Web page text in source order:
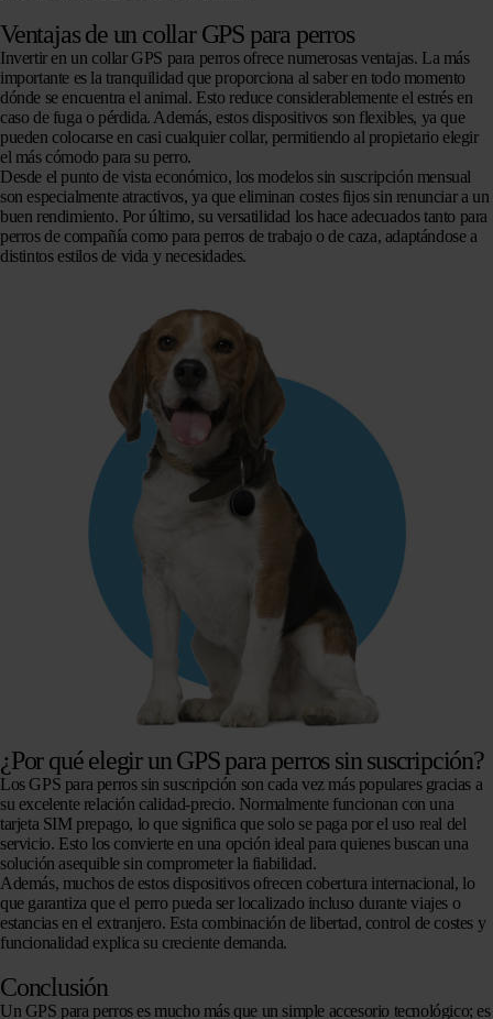
Ventajas de un collar GPS para perros
Invertir en un collar GPS para perros ofrece numerosas ventajas. La más
importante es la tranquilidad que proporciona al saber en todo momento
dónde se encuentra el animal. Esto reduce considerablemente el estrés en
caso de fuga o pérdida. Además, estos dispositivos son flexibles, ya que
pueden colocarse en casi cualquier collar, permitiendo al propietario elegir
el más cómodo para su perro.
Desde el punto de vista económico, los modelos sin suscripción mensual
son especialmente atractivos, ya que eliminan costes fijos sin renunciar a un
buen rendimiento. Por último, su versatilidad los hace adecuados tanto para
perros de compañía como para perros de trabajo o de caza, adaptándose a
distintos estilos de vida y necesidades.
¿Por qué elegir un GPS para perros sin suscripción?
Los GPS para perros sin suscripción son cada vez más populares gracias a
su excelente relación calidad-precio. Normalmente funcionan con una
tarjeta SIM prepago, lo que significa que solo se paga por el uso real del
servicio. Esto los convierte en una opción ideal para quienes buscan una
solución asequible sin comprometer la fiabilidad.
Además, muchos de estos dispositivos ofrecen cobertura internacional, lo
que garantiza que el perro pueda ser localizado incluso durante viajes o
estancias en el extranjero. Esta combinación de libertad, control de costes y
funcionalidad explica su creciente demanda.
Conclusión
Un GPS para perros es mucho más que un simple accesorio tecnológico; es